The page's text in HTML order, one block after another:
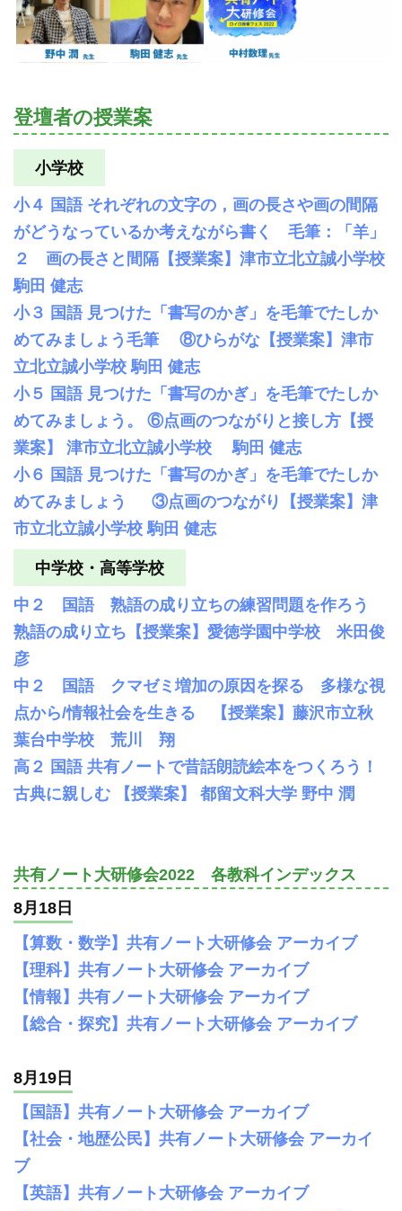
登壇者の授業案
小学校
小４ 国語 それぞれの文字の，画の長さや画の間隔
がどうなっているか考えながら書く 毛筆：「羊」
２ 画の長さと間隔【授業案】津市立北立誠小学校
駒田 健志
小３ 国語 見つけた「書写のかぎ」を毛筆でたしか
めてみましょう毛筆 ⑧ひらがな【授業案】津市
立北立誠小学校 駒田 健志
小５ 国語 見つけた「書写のかぎ」を毛筆でたしか
めてみましょう。 ⑥点画のつながりと接し方【授
業案】 津市立北立誠小学校 駒田 健志
小６ 国語 見つけた「書写のかぎ」を毛筆でたしか
めてみましょう ③点画のつながり【授業案】津
市立北立誠小学校 駒田 健志
中学校・高等学校
中２ 国語 熟語の成り立ちの練習問題を作ろう
熟語の成り立ち【授業案】愛徳学園中学校 米田俊
彦
中２ 国語 クマゼミ増加の原因を探る 多様な視
点から/情報社会を生きる 【授業案】藤沢市立秋
葉台中学校 荒川 翔
高２ 国語 共有ノートで昔話朗読絵本をつくろう！
古典に親しむ 【授業案】 都留文科大学 野中 潤
共有ノート大研修会2022 各教科インデックス
8月18日
【算数・数学】共有ノート大研修会 アーカイブ
【理科】共有ノート大研修会 アーカイブ
【情報】共有ノート大研修会 アーカイブ
【総合・探究】共有ノート大研修会 アーカイブ
8月19日
【国語】共有ノート大研修会 アーカイブ
【社会・地歴公民】共有ノート大研修会 アーカイ
ブ
【英語】共有ノート大研修会 アーカイブ